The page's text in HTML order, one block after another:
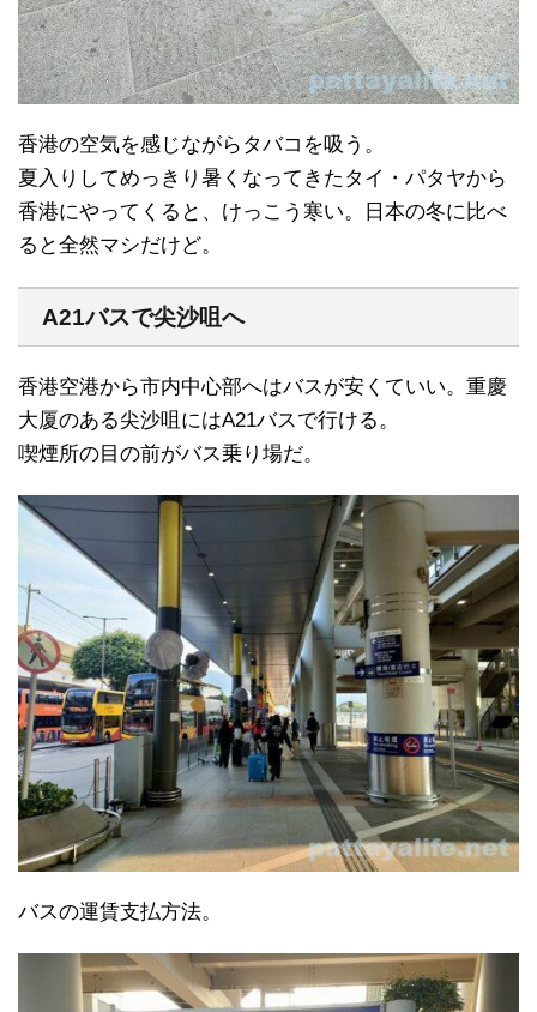
香港の空気を感じながらタバコを吸う。
夏入りしてめっきり暑くなってきたタイ・パタヤから
香港にやってくると、けっこう寒い。日本の冬に比べ
ると全然マシだけど。
A21バスで尖沙咀へ
香港空港から市内中心部へはバスが安くていい。重慶
大厦のある尖沙咀にはA21バスで行ける。
喫煙所の目の前がバス乗り場だ。
バスの運賃支払方法。